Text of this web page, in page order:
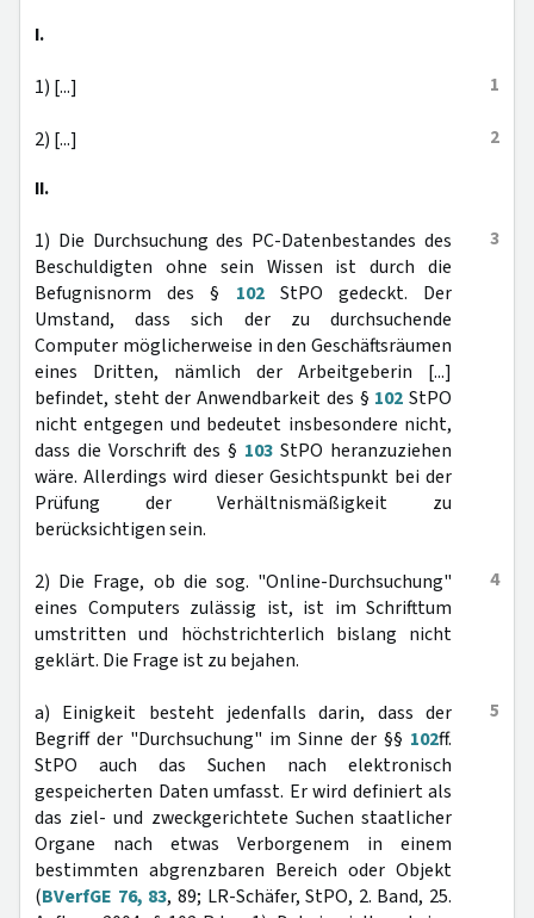
I.
1
1) [...]
2
2) [...]
II.
3
1) Die Durchsuchung des PC-Datenbestandes des
Beschuldigten ohne sein Wissen ist durch die
Befugnisnorm des § 102StPO gedeckt. Der
Umstand, dass sich der zu durchsuchende
Computer möglicherweise in den Geschäftsräumen
eines Dritten, nämlich der Arbeitgeberin [...]
befindet, steht der Anwendbarkeit des § 102 StPO
nicht entgegen und bedeutet insbesondere nicht,
dass die Vorschrift des § 103 StPO heranzuziehen
wäre. Allerdings wird dieser Gesichtspunkt bei der
Prüfung der Verhältnismäßigkeit zu
berücksichtigen sein.
4
2) Die Frage, ob die sog. "Online-Durchsuchung"
eines Computers zulässig ist, ist im Schrifttum
umstritten und höchstrichterlich bislang nicht
geklärt. Die Frage ist zu bejahen.
5
a) Einigkeit besteht jedenfalls darin, dass der
Begriff der "Durchsuchung" im Sinne der §§ 102ff.
StPO auch das Suchen nach elektronisch
gespeicherten Daten umfasst. Er wird definiert als
das ziel- und zweckgerichtete Suchen staatlicher
Organe nach etwas Verborgenem in einem
bestimmten abgrenzbaren Bereich oder Objekt
(BVerfGE 76, 83, 89; LR-Schäfer, StPO, 2. Band, 25.